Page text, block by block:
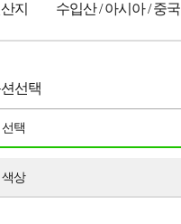
지 수입산 / 아시아 / 중국
선택
선택
색상